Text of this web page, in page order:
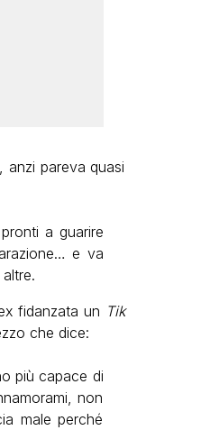
anzi pareva quasi
pronti a guarire
e va
fidanzata un Tik
che dice:
più capace di
non
male perché